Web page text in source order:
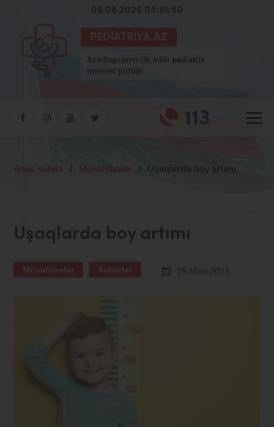
06.08.2026 03:51:51
PEDIATRIYA.AZ
Azərbaycanın ilk milli pediatrik
internet portalı
113
Əsas səhifə / Müsahibələr / Uşaqlarda boy artımı
Uşaqlarda boy artımı
Müsahibələr Xəbərlər 29 Mart 2023